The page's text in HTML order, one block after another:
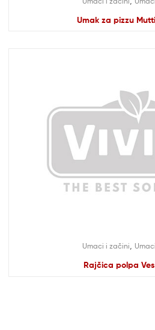
Umak za pizzu
Umaci i začini Umaci
Rajčica polpa